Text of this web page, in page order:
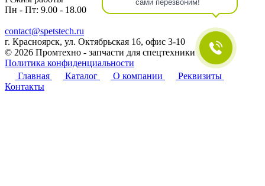
Пн - Пт: 9.00 - 18.00
contact@spetstech.ru
г. Красноярск, ул. Октябрьская 16, офис 3-10
© 2026 Промтехно - запчасти для спецтехники
Политика конфиденциальности
Главная
Каталог О компании
Реквизиты
Контакты